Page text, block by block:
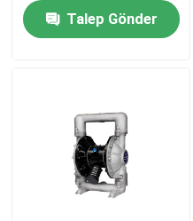
Ürün:% s
Talep Gönder